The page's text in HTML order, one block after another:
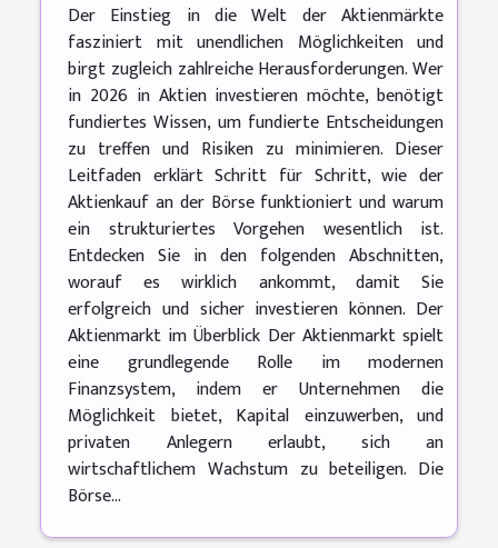
Der Einstieg in die Welt der Aktienmärkte
fasziniert mit unendlichen Möglichkeiten und
birgt zugleich zahlreiche Herausforderungen. Wer
in 2026 in Aktien investieren möchte, benötigt
fundiertes Wissen, um fundierte Entscheidungen
zu treffen und Risiken zu minimieren. Dieser
Leitfaden erklärt Schritt für Schritt, wie der
Aktienkauf an der Börse funktioniert und warum
ein strukturiertes Vorgehen wesentlich ist.
Entdecken Sie in den folgenden Abschnitten,
worauf es wirklich ankommt, damit Sie
erfolgreich und sicher investieren können. Der
Aktienmarkt im Überblick Der Aktienmarkt spielt
eine grundlegende Rolle im modernen
Finanzsystem, indem er Unternehmen die
Möglichkeit bietet, Kapital einzuwerben, und
privaten Anlegern erlaubt, sich an
wirtschaftlichem Wachstum zu beteiligen. Die
Börse...